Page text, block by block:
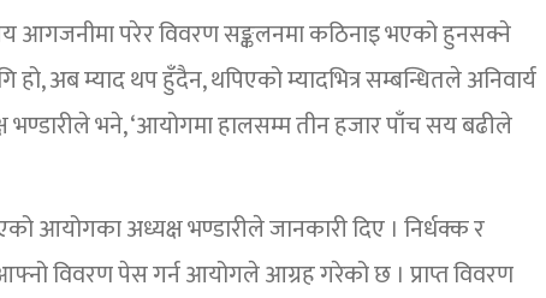
आगजनीमा परेर विवरण सङ्कलनमा कठिनाइ भएको हुनसक्ने
अब म्याद थप हुँदैन, थपिएको म्यादभित्र सम्बन्धितले अनिवार्य
भण्डारीले भने, ‘आयोगमा हालसम्म तीन हजार पाँच सय बढीले
आयोगका अध्यक्ष भण्डारीले जानकारी दिए । निर्धक्क र
आफ्नो विवरण पेस गर्न आयोगले आग्रह गरेको छ । प्राप्त विवरण